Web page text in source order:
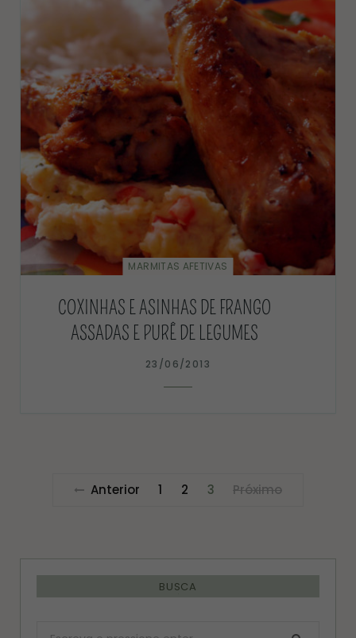
MARMITAS AFETIVAS
COXINHAS E ASINHAS DE FRANGO
ASSADAS E PURÊ DE LEGUMES
23/06/2013
Anterior 1 2 3 Próximo
BUSCA
Procurar: